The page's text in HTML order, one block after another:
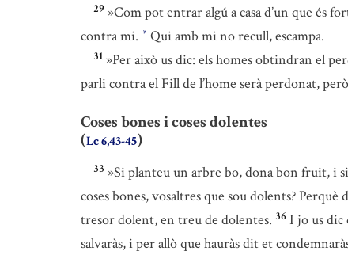
29 »Com pot entrar algú a casa d’un que és
contra mi. * Qui amb mi no recull, escampa.
31 »Per això us dic: els homes obtindran el
parli contra el Fill de l’home serà perdonat,
Coses bones i coses dolentes
(Lc 6,43-45)
33 »Si planteu un arbre bo, dona bon fruit, i
coses bones, vosaltres que sou dolents?
tresor dolent, en treu de dolentes. 36 I jo us dic
salvaràs, i per allò que hauràs dit et